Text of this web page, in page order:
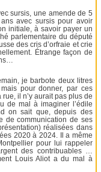
sursis, une amende de 5
avec sursis pour avoir
initiale, à savoir payer un
parlementaire du député
des cris d’orfraie et crie
Étrange façon de
je barbote deux litres
pour donner, par ces
il n’y aurait pas plus de
de mal à imaginer l’édile
on sait que, depuis des
de communication de ses
réalisées dans
2020 à 2024. Il a même
pour lui rappeler
des contribuables …
Louis Aliot a du mal à